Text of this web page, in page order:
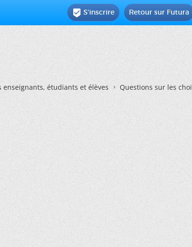
Retour sur Futura
 S'inscrire
enseignants, étudiants et élèves Questions sur les